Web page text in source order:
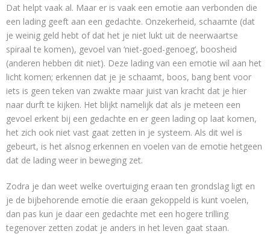
Dat helpt vaak al. Maar er is vaak een emotie aan verbonden die
een lading geeft aan een gedachte. Onzekerheid, schaamte (dat
je weinig geld hebt of dat het je niet lukt uit de neerwaartse
spiraal te komen), gevoel van ‘niet-goed-genoeg’, boosheid
(anderen hebben dit niet). Deze lading van een emotie wil aan het
licht komen; erkennen dat je je schaamt, boos, bang bent voor
iets is geen teken van zwakte maar juist van kracht dat je hier
naar durft te kijken. Het blijkt namelijk dat als je meteen een
gevoel erkent bij een gedachte en er geen lading op laat komen,
het zich ook niet vast gaat zetten in je systeem. Als dit wel is
gebeurt, is het alsnog erkennen en voelen van de emotie hetgeen
dat de lading weer in beweging zet.
Zodra je dan weet welke overtuiging eraan ten grondslag ligt en
je de bijbehorende emotie die eraan gekoppeld is kunt voelen,
dan pas kun je daar een gedachte met een hogere trilling
tegenover zetten zodat je anders in het leven gaat staan.